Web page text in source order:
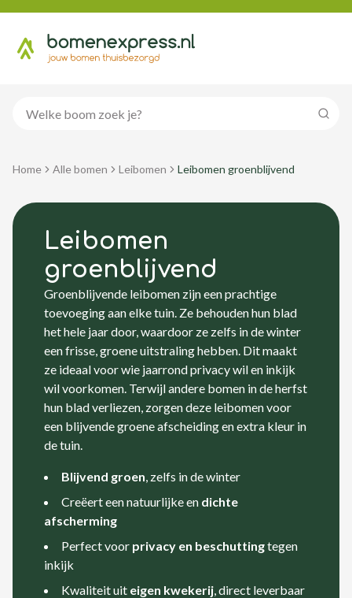
Home Alle bomen Leibomen Leibomen groenblijvend
Leibomen
groenblijvend
Groenblijvende leibomen zijn een prachtige
toevoeging aan elke tuin. Ze behouden hun blad
het hele jaar door, waardoor ze zelfs in de winter
een frisse, groene uitstraling hebben. Dit maakt
ze ideaal voor wie jaarrond privacy wil en inkijk
wil voorkomen. Terwijl andere bomen in de herfst
hun blad verliezen, zorgen deze leibomen voor
een blijvende groene afscheiding en extra kleur in
de tuin.
Blijvend groen, zelfs in de winter
Creëert een natuurlijke en dichte
afscherming
Perfect voor privacy en beschuttingtegen
inkijk
Kwaliteit uit eigen kwekerij, direct leverbaar